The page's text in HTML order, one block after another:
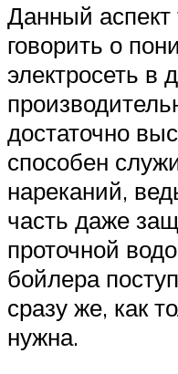
Данный аспект
говорить о
электросеть в
достаточно
способен
нареканий,
часть даже
проточной
бойлера
сразу же, как
нужна.